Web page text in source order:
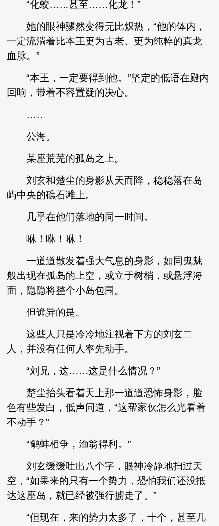
“化蛟……甚至……化龙！”
她的眼神骤然变得无比炽热，“他的体内，
一定流淌着比本王更为古老、更为纯粹的真龙
血脉。”
“本王，一定要得到他。”坚定的低语在殿内
回响，带着不容置疑的决心。
……
公海。
某座荒芜的孤岛之上。
刘玄和楚尘的身影从天而降，稳稳落在岛
屿中央的礁石滩上。
几乎在他们落地的同一时间。
咻！咻！咻！
一道道散发着强大气息的身影，如同鬼魅
般出现在孤岛的上空，或立于树梢，或悬浮海
面，隐隐将整个小岛包围。
但诡异的是。
这些人只是冷冷地注视着下方的刘玄二
人，并没有任何人率先动手。
“刘兄，这……这是什么情况？”
楚尘抬头看着天上那一道道恐怖身影，脸
色有些发白，低声问道，“这帮家伙怎么光看着
不动手？”
“鹬蚌相争，渔翁得利。”
刘玄缓缓吐出八个字，眼神冷静地扫过天
空，“如果来的只有一个势力，恐怕我们还没抵
达这座岛，就已经被强行掳走了。”
“但现在，来的势力太多了，十个，甚至几